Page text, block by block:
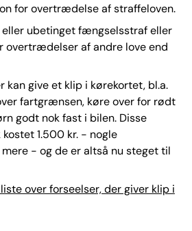
for overtrædelse af straffeloven.
ubetinget fængselsstraf eller
overtrædelser af andre love end
kan give et klip i kørekortet, bl.a.
fartgrænsen, køre over for rødt
godt nok fast i bilen. Disse
1.500 kr. - nogle
- og de er altså nu steget til
over forseelser, der giver klip i